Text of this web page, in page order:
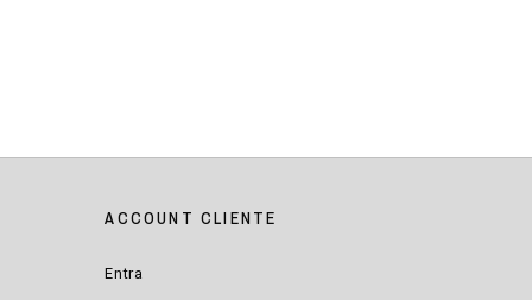
ACCOUNT CLIENTE
Entra